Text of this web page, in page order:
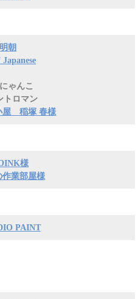
朝
ゃんこ
トロマン
屋 稲塚 春様
様
作業部屋様
PAINT